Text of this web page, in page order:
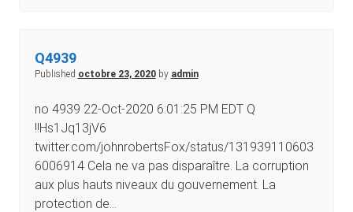
Q4939
Published octobre 23, 2020by admin
no 4939 22-Oct-2020 6:01:25 PM EDT Q
!!Hs1Jq13jV6
twitter.com/johnrobertsFox/status/131939110603
6006914 Cela ne va pas disparaître. La corruption
aux plus hauts niveaux du gouvernement. La
protection de…